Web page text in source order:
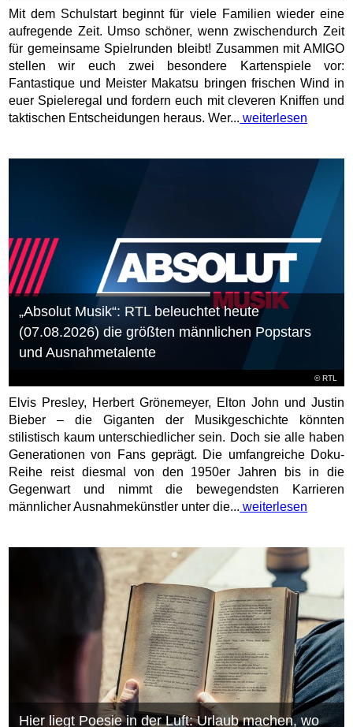
Mit dem Schulstart beginnt für viele Familien wieder eine
aufregende Zeit. Umso schöner, wenn zwischendurch Zeit
für gemeinsame Spielrunden bleibt! Zusammen mit AMIGO
stellen wir euch zwei besondere Kartenspiele vor:
Fantastique und Meister Makatsu bringen frischen Wind in
euer Spieleregal und fordern euch mit cleveren Kniffen und
taktischen Entscheidungen heraus. Wer... weiterlesen
©RTL
„Absolut Musik“: RTL beleuchtet heute
(07.08.2026) die größten männlichen Popstars
und Ausnahmetalente
Elvis Presley, Herbert Grönemeyer, Elton John und Justin
Bieber – die Giganten der Musikgeschichte könnten
stilistisch kaum unterschiedlicher sein. Doch sie alle haben
Generationen von Fans geprägt. Die umfangreiche Doku-
Reihe reist diesmal von den 1950er Jahren bis in die
Gegenwart und nimmt die bewegendsten Karrieren
männlicher Ausnahmekünstler unter die... weiterlesen
Hier liegt Poesie in der Luft: Urlaub machen, wo